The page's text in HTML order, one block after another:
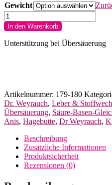
Gewicht
Dr.
Weyrauch
Wellness
Nr.
In den Warenkorb
Unterstützung bei Übersäuerung
Artikelnummer: 179-180
Dr. Weyrauch, Leber &
Übersäuerung, Säure-Basen-
Anis, Hagebutte, Dr Weyrauch,
Beschreibung
Zusätzliche Informationen
Produktsicherheit
Rezensionen (0)